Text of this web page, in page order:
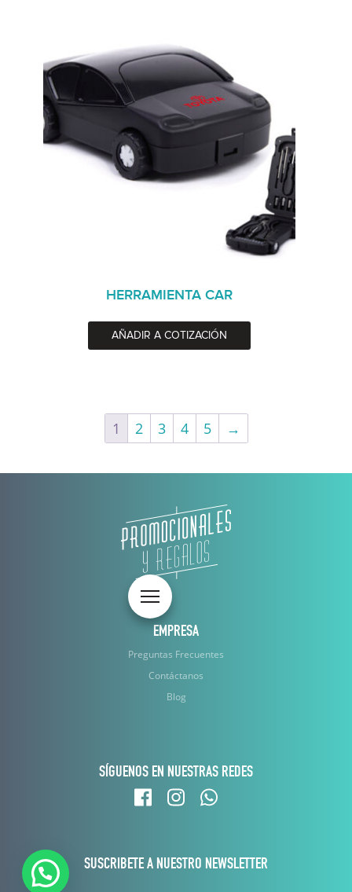
Toggle navigation
HERRAMIENTA CAR
AÑADIR A COTIZACIÓN
1 2 3 4 5 →
EMPRESA
Preguntas Frecuentes
Contáctanos
Blog
SÍGUENOS EN NUESTRAS REDES
SUSCRIBETE A NUESTRO NEWSLETTER